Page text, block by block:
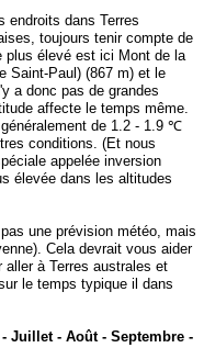
endroits dans Terres
toujours tenir compte de
plus élevé est ici Mont de la
Saint-Paul) (867 m) et le
a donc pas de grandes
affecte le temps même.
de 1.2 - 1.9 ℃
conditions. (Et nous
appelée inversion
élevée dans les altitudes
une prévision météo, mais
Cela devrait vous aider
aller à Terres australes et
le temps typique il dans
-Juillet-Août-Septembre -